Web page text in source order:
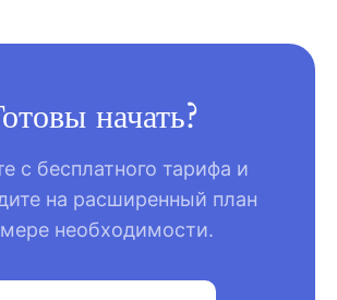
начать?
с бесплатного тарифа и
на расширенный план
необходимости.